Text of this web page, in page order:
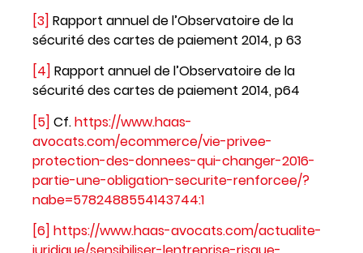
[3] Rapport annuel de l’Observatoire de la
sécurité des cartes de paiement 2014, p 63
[4] Rapport annuel de l’Observatoire de la
sécurité des cartes de paiement 2014, p64
[5] Cf.https://www.haas-
avocats.com/ecommerce/vie-privee-
protection-des-donnees-qui-changer-2016-
partie-une-obligation-securite-renforcee/?
nabe=5782488554143744:1
[6] https://www.haas-avocats.com/actualite-